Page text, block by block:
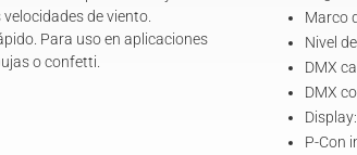
de viento.
Para uso en aplicaciones
o confetti.
Marco
Nivel
DMX
DMX
P-Con